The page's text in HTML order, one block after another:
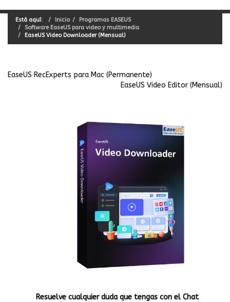
Está aquí: Inicio
Programas EASEUS
Software EaseUS para video y multimedia
EaseUS Video Downloader (Mensual)
EaseUS RecExperts para Mac (Permanente)
EaseUS Video Editor (Mensual)
Resuelve cualquier duda que tengas con el Chat